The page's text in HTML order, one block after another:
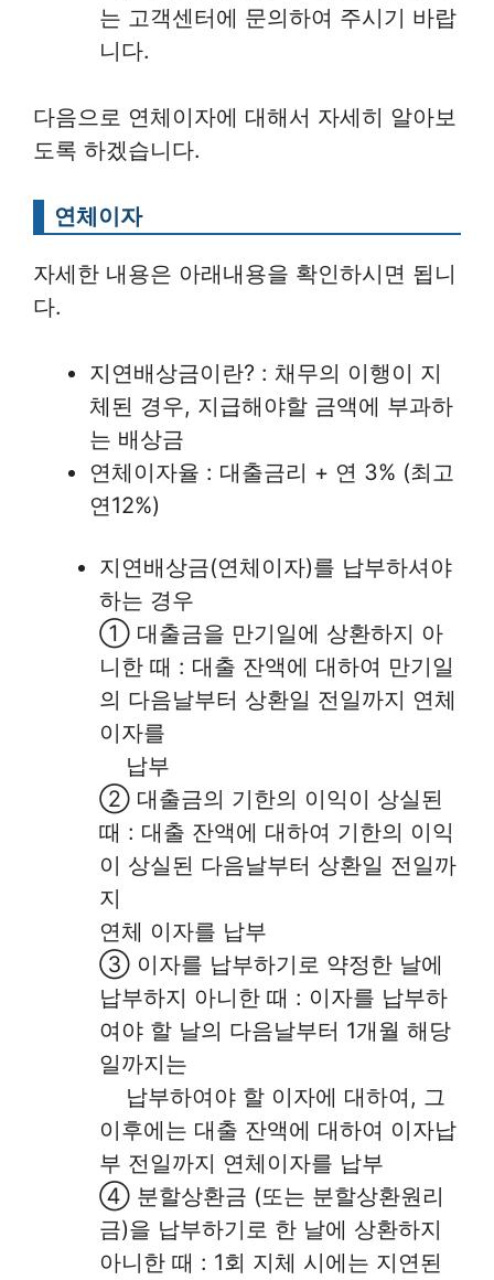
는 고객센터에 문의하여 주시기 바랍
니다.
다음으로 연체이자에 대해서 자세히 알아보
도록 하겠습니다.
연체이자
자세한 내용은 아래내용을 확인하시면 됩니
다.
지연배상금이란? : 채무의 이행이 지
체된 경우, 지급해야할 금액에 부과하
는 배상금
연체이자율 : 대출금리 + 연 3% (최고
연12%)
지연배상금(연체이자)를 납부하셔야
하는 경우
① 대출금을 만기일에 상환하지 아
니한 때 : 대출 잔액에 대하여 만기일
의 다음날부터 상환일 전일까지 연체
이자를
납부
② 대출금의 기한의 이익이 상실된
때 : 대출 잔액에 대하여 기한의 이익
이 상실된 다음날부터 상환일 전일까
지
연체 이자를 납부
③ 이자를 납부하기로 약정한 날에
납부하지 아니한 때 : 이자를 납부하
여야 할 날의 다음날부터 1개월 해당
일까지는
납부하여야 할 이자에 대하여, 그
이후에는 대출 잔액에 대하여 이자납
부 전일까지 연체이자를 납부
④ 분할상환금 (또는 분할상환원리
금)을 납부하기로 한 날에 상환하지
아니한 때 : 1회 지체 시에는 지연된